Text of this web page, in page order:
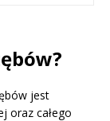
jest
oraz całego